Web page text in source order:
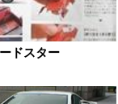
ドスター